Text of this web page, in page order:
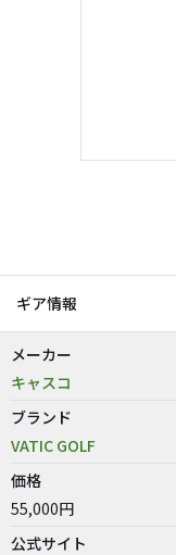
ギア情報
メーカー
キャスコ
ブランド
VATIC GOLF
価格
55,000円
公式サイト